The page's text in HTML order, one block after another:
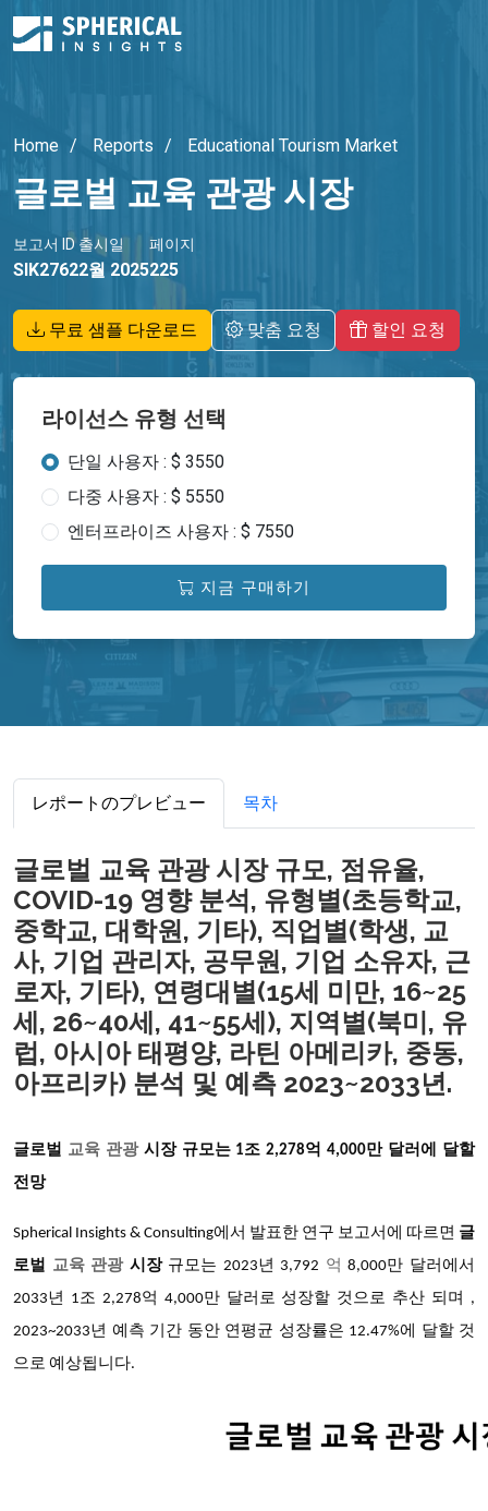
Home Reports Educational Tourism Market
글로벌 교육 관광 시장
보고서 ID
SIK2762
출시일
2월 2025
페이지
225
무료 샘플 다운로드 맞춤 요청 할인 요청
라이선스 유형 선택
단일 사용자 : $ 3550
다중 사용자 : $ 5550
엔터프라이즈 사용자 : $ 7550
지금 구매하기
レポートのプレビュー 목차
글로벌 교육 관광 시장 규모, 점유율,
COVID-19 영향 분석, 유형별(초등학교,
중학교, 대학원, 기타), 직업별(학생, 교
사, 기업 관리자, 공무원, 기업 소유자, 근
로자, 기타), 연령대별(15세 미만, 16~25
세, 26~40세, 41~55세), 지역별(북미, 유
럽, 아시아 태평양, 라틴 아메리카, 중동,
아프리카) 분석 및 예측 2023~2033년.
글로벌 교육 관광 시장 규모는 1조 2,278억 4,000만 달러에 달할
전망
Spherical Insights & Consulting에서 발표한 연구 보고서에 따르면 글
로벌 교육 관광 시장 규모는 2023년 3,792 억8,000만 달러에서
2033년 1조 2,278억 4,000만 달러로 성장할 것으로 추산 되며 ,
2023~2033년 예측 기간 동안 연평균 성장률은 12.47%에 달할 것
으로 예상됩니다.